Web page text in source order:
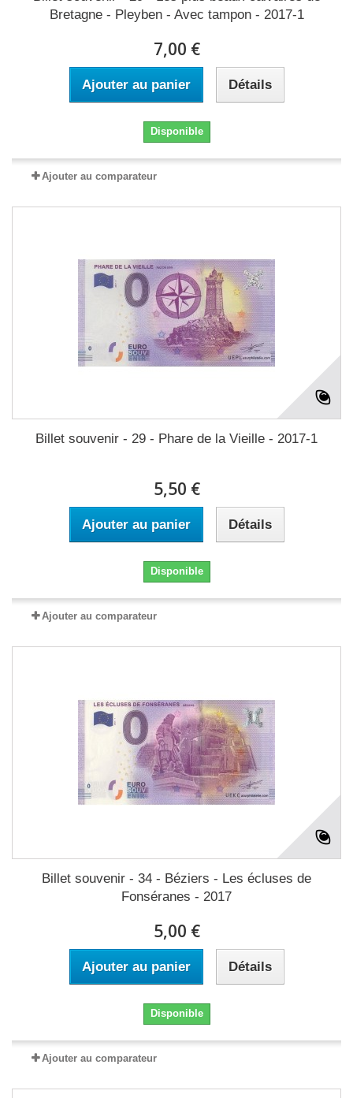
Bretagne - Pleyben - Avec tampon - 2017-1
7,00 €
Ajouter au panier Détails
Disponible
Ajouter au comparateur
Billet souvenir - 29 - Phare de la Vieille - 2017-1
5,50 €
Ajouter au panier Détails
Disponible
Ajouter au comparateur
Billet souvenir - 34 - Béziers - Les écluses de
Fonséranes - 2017
5,00 €
Ajouter au panier Détails
Disponible
Ajouter au comparateur